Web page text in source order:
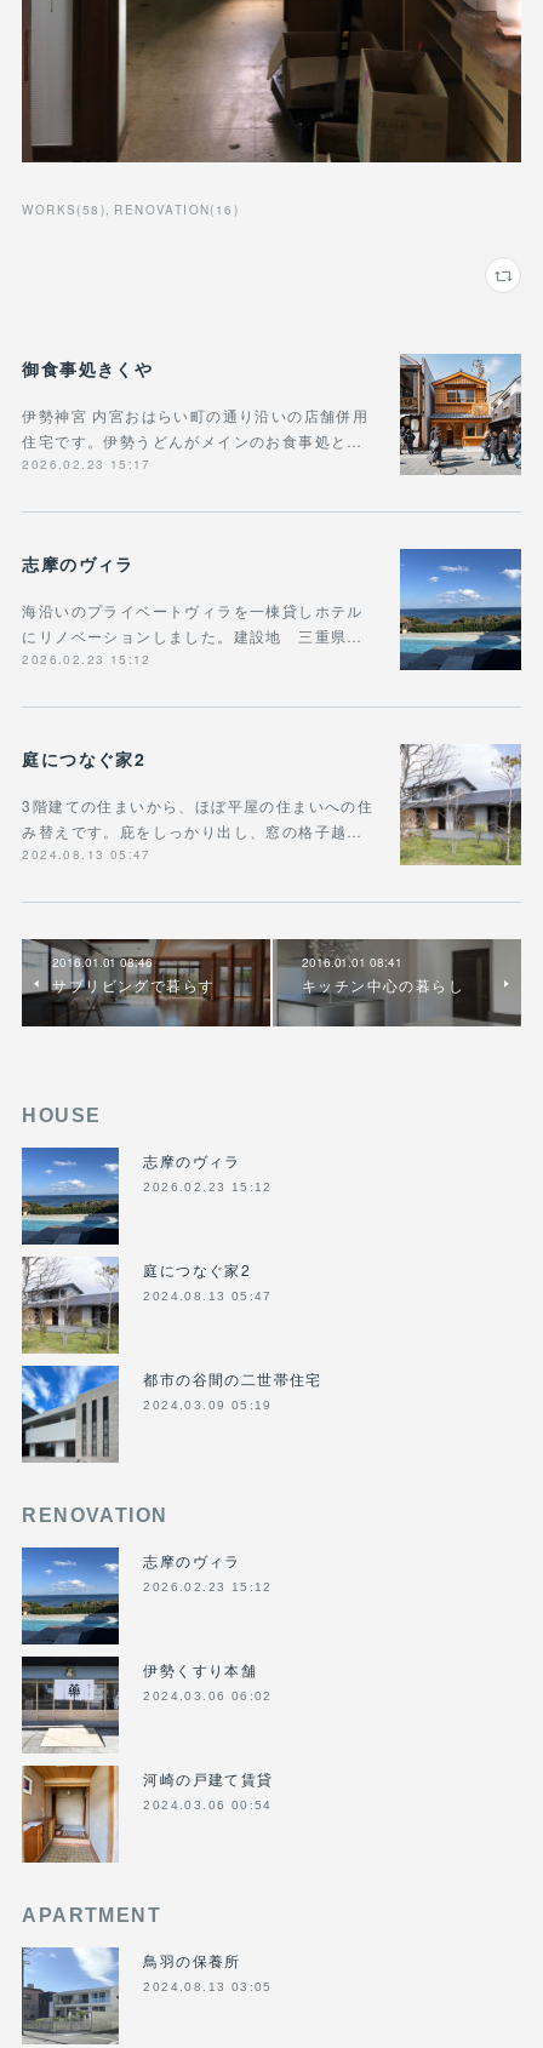
WORKS (58 ) RENOVATION( 16 )
御食事処きくや
伊勢神宮 内宮おはらい町の通り沿いの店舗併用
住宅です。伊勢うどんがメインのお食事処と…
2026.02.23 15:17
志摩のヴィラ
海沿いのプライベートヴィラを一棟貸しホテル
にリノベーションしました。建設地 三重県…
2026.02.23 15:12
庭につなぐ家2
3階建ての住まいから、ほぼ平屋の住まいへの住
み替えです。庇をしっかり出し、窓の格子越…
2024.08.13 05:47
2016.01.01 08:46
サブリビングで暮らす
2016.01.01 08:41
キッチン中心の暮らし
HOUSE
志摩のヴィラ
2026.02.23 15:12
庭につなぐ家2
2024.08.13 05:47
都市の谷間の二世帯住宅
2024.03.09 05:19
RENOVATION
志摩のヴィラ
2026.02.23 15:12
伊勢くすり本舗
2024.03.06 06:02
河崎の戸建て賃貸
2024.03.06 00:54
APARTMENT
鳥羽の保養所
2024.08.13 03:05